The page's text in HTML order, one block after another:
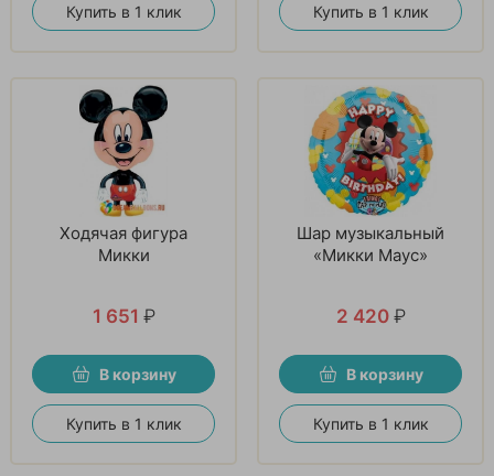
Купить в 1 клик Купить в 1 клик
Ходячая фигура
Микки
1 651 ₽
В корзину
Купить в 1 клик
Шар музыкальный
«Микки Маус»
2 420 ₽
В корзину
Купить в 1 клик